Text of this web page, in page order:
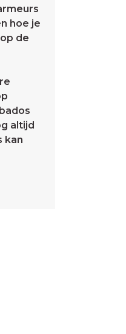
hoe je
de
altijd
kan